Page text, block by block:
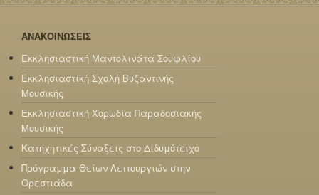
ΑΝΑΚΟΙΝΩΣΕΙΣ
Εκκλησιαστική Μαντολινάτα Σουφλίου
Εκκλησιαστική Σχολή Βυζαντινής
Μουσικής
Εκκλησιαστική Χορωδία Παραδοσιακής
Μουσικής
Κατηχητικές Σύναξεις στο Διδυμότειχο
Πρόγραμμα Θείων Λειτουργιών στην
Ορεστιάδα